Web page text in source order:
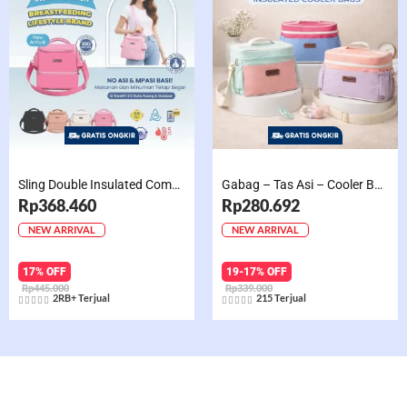
Sling Double Insulated Compartment Cappucino Black, Creamy, Salem, Chocolate
Rp368.460
NEW ARRIVAL
17% OFF
Rp445.000
     Rated
2RB+ Terjual
Gabag – Tas Asi – Cooler Bag Sling Single Compartment Mint Grape Bubble
Rp280.692
NEW ARRIVAL
19-17% OFF
Rp339.000
     Rated
215 Terjual